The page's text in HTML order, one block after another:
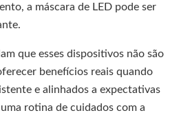
a máscara de LED pode ser
que esses dispositivos não são
benefícios reais quando
e alinhados a expectativas
rotina de cuidados com a